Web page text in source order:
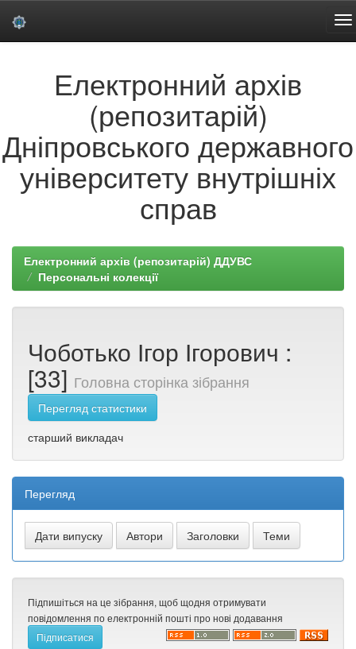
Електронний архів
(репозитарій)
Дніпровського державного
університету внутрішніх
справ
Електронний архів (репозитарій) ДДУВС
Персональні колекції
Чоботько Ігор Ігорович :
[33] Головна сторінка зібрання
Перегляд статистики
старший викладач
Перегляд
Підпишіться на це зібрання, щоб щодня отримувати
повідомлення по електронній пошті про нові додавання